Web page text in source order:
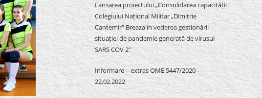
Lansarea proiectului „Consolidarea capacității
Colegiului Național Militar „Dimitrie
Cantemir” Breaza în vederea gestionării
situației de pandemie generată de virusul
SARS COV 2”
Informare – extras OME 5447/2020 –
22.02.2022